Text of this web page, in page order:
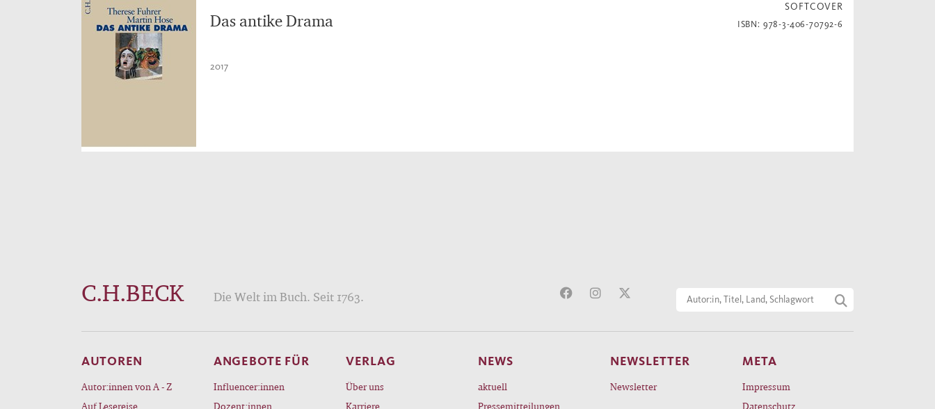
Das antike Drama
2017
SOFTCOVER
ISBN: 978-3-406-70792-6
C.H.BECK Die Welt im Buch. Seit 1763.
AUTOREN
Autor:innen von A - Z
Auf Lesereise
ANGEBOTE FÜR
Influencer:innen
Dozent:innen
VERLAG
Über uns
Karriere
NEWS
aktuell
Pressemitteilungen
NEWSLETTER
Newsletter
META
Impressum
Datenschutz